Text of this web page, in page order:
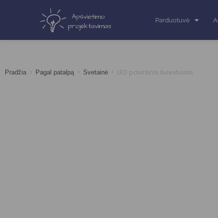
Parduotuvė
Pradžia > Pagal patalpą > Svetainė > LED paviršinis šviestuvas